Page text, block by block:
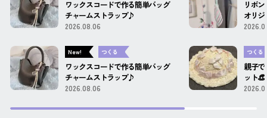
ワックスコードで作る簡単バッグ
チャームストラップ♪
2026.08.06
リボ
オリ
New! つくる
ワックスコードで作る簡単バッグ
チャームストラップ♪
2026.08.06
つくる
親子
ット👒